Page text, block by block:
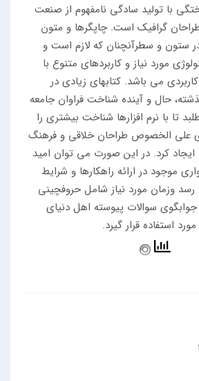
با تولید سادگی نامفهوم از صنعت
گرافیک است. چاپگرها و متون
در ستون و سطرآنچنان که لازم است و
مورد نیاز و کاربردهای متنوع با
می باشد. کتابهای زیادی در
حال و آینده شناخت فراوان جامعه
تا با نرم افزارها شناخت بیشتری را
ای علی الخصوص طراحان خلاقی و فرهنگ
ایجاد کرد. در این صورت می توان امید
موجود در ارائه راهکارها و شرایط
وزمان مورد نیاز شامل حروفچینی
سوالات پیوسته اهل دنیای
استفاده قرار گیرد.